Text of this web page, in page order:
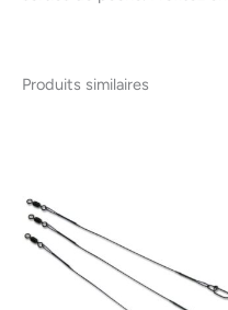
Produits similaires